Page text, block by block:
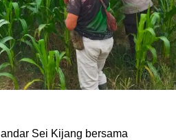
Sei Kijang bersama